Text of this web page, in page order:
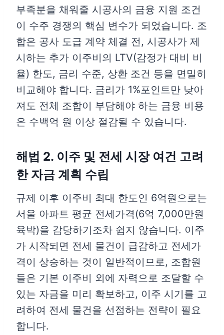
부족분을 채워줄 시공사의 금융 지원 조건
이 수주 경쟁의 핵심 변수가 되었습니다. 조
합은 공사 도급 계약 체결 전, 시공사가 제
시하는 추가 이주비의 LTV(감정가 대비 비
율) 한도, 금리 수준, 상환 조건 등을 면밀히
비교해야 합니다. 금리가 1%포인트만 낮아
져도 전체 조합이 부담해야 하는 금융 비용
은 수백억 원 이상 절감될 수 있습니다.
해법 2. 이주 및 전세 시장 여건 고려
한 자금 계획 수립
규제 이후 이주비 최대 한도인 6억원으로는
서울 아파트 평균 전세가격(6억 7,000만원
육박)을 감당하기조차 쉽지 않습니다. 이주
가 시작되면 전세 물건이 급감하고 전세가
격이 상승하는 것이 일반적이므로, 조합원
들은 기본 이주비 외에 자력으로 조달할 수
있는 자금을 미리 확보하고, 이주 시기를 고
려하여 전세 물건을 선점하는 전략이 필요
합니다.